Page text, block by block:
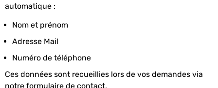
automatique :
Nom et prénom
Adresse Mail
Numéro de téléphone
Ces données sont recueillies lors de vos demandes via
notre formulaire de contact.